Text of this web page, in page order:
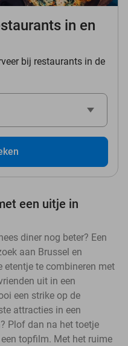
in en
bij restaurants in de
een uitje in
diner nog beter? Een
aan Brussel en
etentje te combineren met
uit in een
een strike op de
attracties in een
Plof dan na het toetje
topfilm. Met het ruime